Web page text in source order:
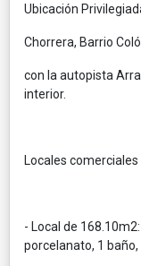
Ubicación
Chorrera, Barrio
con la autopista
interior.
Locales
- Local de
porcelanato, 1 baño,